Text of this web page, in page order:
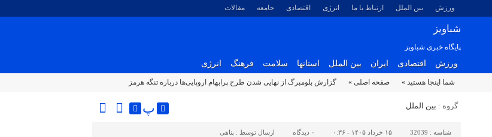
ورزش بین الملل ارتباط با ما انرژی اقتصادی جامعه مقالات
شباویز
پایگاه خبری شباویز
ورزش اقتصادی ایران بین الملل استانها سلامت فرهنگ انرژی
شما اینجا هستید » صفحه اصلی » گزارش بلومبرگ از نهایی شدن طرح پرابهام اروپایی‌ها درباره تنگه هرمز
گروه : بین الملل پ
شناسه : 32039 ۱۵ خرداد ۱۴۰۵ - ۰:۳۶ ۰ دیدگاه ارسال توسط : پناهی